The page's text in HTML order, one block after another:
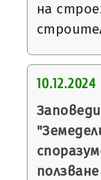
на
10.12.2024